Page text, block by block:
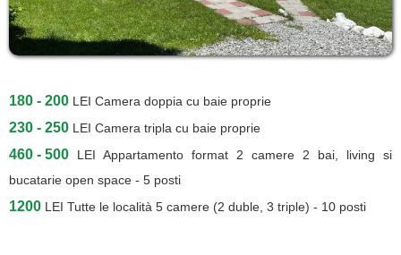
180 - 200 LEI Camera doppia cu baie proprie
230 - 250 LEI Camera tripla cu baie proprie
460 - 500 LEI
Appartamento format 2 camere 2 bai, living si
bucatarie open space - 5 posti
1200 LEI Tutte le località 5 camere (2 duble, 3 triple) - 10 posti